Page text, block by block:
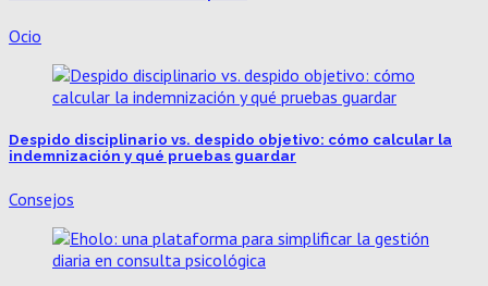
Ocio
Despido disciplinario vs. despido objetivo: cómo calcular la
indemnización y qué pruebas guardar
Consejos